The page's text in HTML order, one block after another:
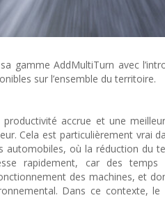
gamme AddMultiTurn avec
sur l’ensemble du territoire.
accrue et une
Cela est particulièrement vrai
où la réduction du
rapidement, car des temps
des machines, et
Dans ce contexte,